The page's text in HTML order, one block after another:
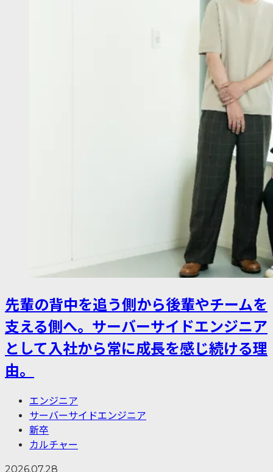
先輩の背中を追う側から後輩やチームを
支える側へ。サーバーサイドエンジニア
として入社から常に成長を感じ続ける理
由。
エンジニア
サーバーサイドエンジニア
新卒
カルチャー
2026.07.28